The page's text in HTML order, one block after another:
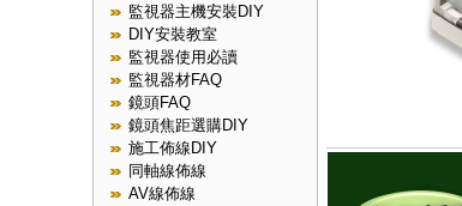
監視器主機安裝DIY
DIY安裝教室
監視器使用必讀
監視器材FAQ
鏡頭FAQ
鏡頭焦距選購DIY
施工佈線DIY
同軸線佈線
AV線佈線